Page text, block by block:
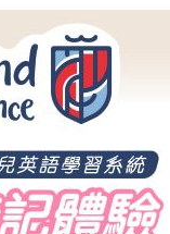
新手爸媽
醫健爸媽
家庭關係
毛孩子
親
心
慈